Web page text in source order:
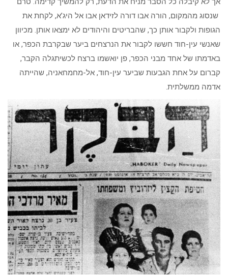
שנסוג מהמקום, הורה אבו דורה לזידאן אבו אל היג’א, לקחת את
הגופות ולקבור אותן כך, שהבריטים והיהודים לא ימצאו אותן. מכיוון
שאנשי עין-חוד חששו לקבור את הנרצחים ביער שבקרבת הכפר, או
באדמתו של אחד מבני הכפר, פן יואשמו ברצח לכשיתגלה הקבר,
קברום על אחת הגבעות שביער עין-חוד, אל-מחמחאניה, שהייתה
אדמה ממשלתית.